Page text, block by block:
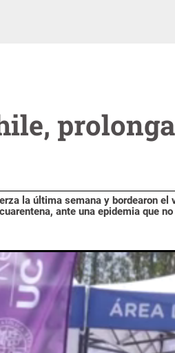
la última semana y bordearon el
ante una epidemia que